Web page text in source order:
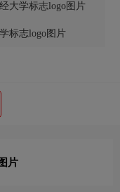
大学标志logo图片
标志logo图片
片